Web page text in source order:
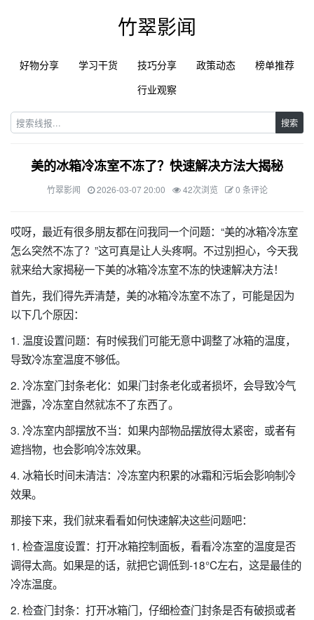
竹翠影闻
好物分享 学习干货 技巧分享 政策动态
榜单推荐
行业观察
搜索
美的冰箱冷冻室不冻了？快速解决方法大揭秘
竹翠影闻 2026-03-07 20:00 42次浏览 0 条评论
哎呀，最近有很多朋友都在问我同一个问题：“美的冰箱冷冻室
怎么突然不冻了？”这可真是让人头疼啊。不过别担心，今天我
就来给大家揭秘一下美的冰箱冷冻室不冻的快速解决方法！
首先，我们得先弄清楚，美的冰箱冷冻室不冻了，可能是因为
以下几个原因：
1. 温度设置问题：有时候我们可能无意中调整了冰箱的温度，
导致冷冻室温度不够低。
2. 冷冻室门封条老化：如果门封条老化或者损坏，会导致冷气
泄露，冷冻室自然就冻不了东西了。
3. 冷冻室内部摆放不当：如果内部物品摆放得太紧密，或者有
遮挡物，也会影响冷冻效果。
4. 冰箱长时间未清洁：冷冻室内积累的冰霜和污垢会影响制冷
效果。
那接下来，我们就来看看如何快速解决这些问题吧：
1. 检查温度设置：打开冰箱控制面板，看看冷冻室的温度是否
调得太高。如果是的话，就把它调低到-18°C左右，这是最佳的
冷冻温度。
2. 检查门封条：打开冰箱门，仔细检查门封条是否有破损或者